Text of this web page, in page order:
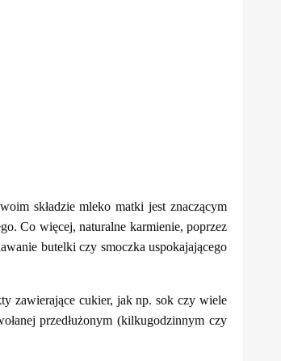
składzie mleko matki jest znaczącym
Co więcej, naturalne karmienie, poprzez
butelki czy smoczka uspokajającego
zawierające cukier, jak np. sok czy wiele
przedłużonym (kilkugodzinnym czy